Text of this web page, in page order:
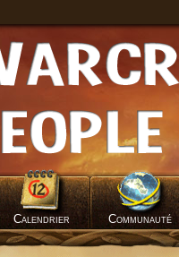
Calendrier Communauté